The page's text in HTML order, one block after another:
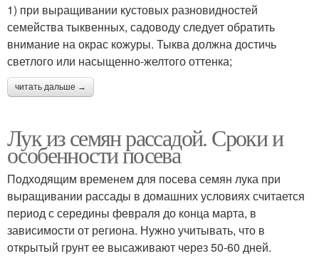
1) при выращивании кустовых разновидностей
семейства тыквенных, садоводу следует обратить
внимание на окрас кожуры. Тыква должна достичь
светлого или насыщенно-желтого оттенка;
читать дальше →
Лук из семян рассадой. Сроки и
особенности посева
Подходящим временем для посева семян лука при
выращивании рассады в домашних условиях считается
период с середины февраля до конца марта, в
зависимости от региона. Нужно учитывать, что в
открытый грунт ее высаживают через 50-60 дней.